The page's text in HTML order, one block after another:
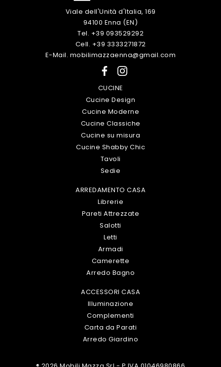
Viale dell'Unità d'Italia, 169
94100 Enna (EN)
Tel. +39 093529292
Cell. +39 3333271872
E-Mail. mobilimazzaenna@gmail.com
CUCINE
Cucine Design
Cucine Moderne
Cucine Classiche
Cucine su misura
Cucine Shabby Chic
Tavoli
Sedie
ARREDAMENTO CASA
Librerie
Pareti Attrezzate
Salotti
Letti
Armadi
Camerette
Arredo Bagno
ACCESSORI CASA
Illuminazione
Complementi
Carta da Parati
Arredo Giardino